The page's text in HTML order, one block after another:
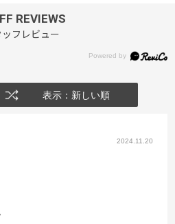
REVIEWS
ッフレビュー
表示：新しい順
2024.11.20